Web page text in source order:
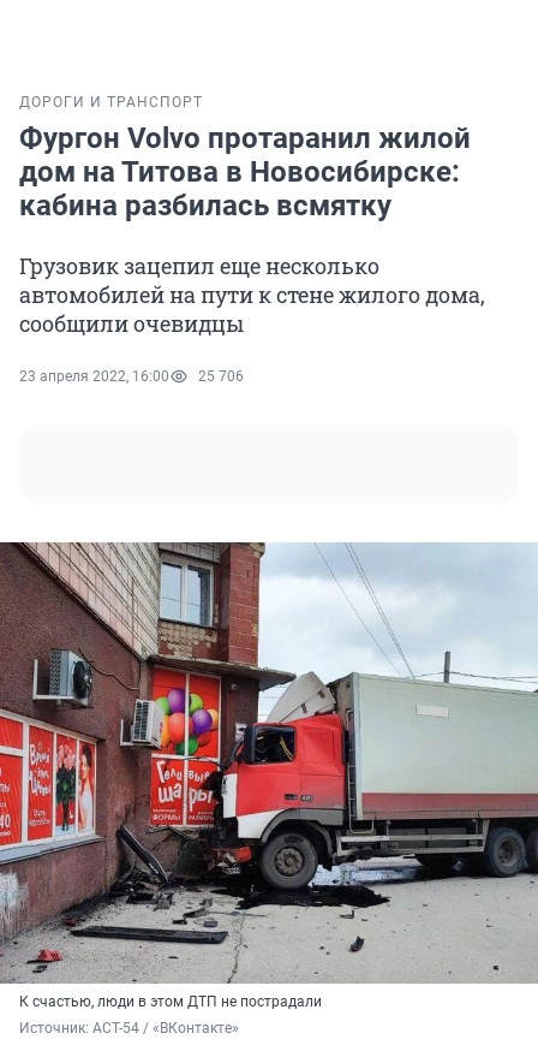
ДОРОГИ И ТРАНСПОРТ
Фургон Volvo протаранил жилой
дом на Титова в Новосибирске:
кабина разбилась всмятку
Грузовик зацепил еще несколько
автомобилей на пути к стене жилого дома,
сообщили очевидцы
23 апреля 2022, 16:00 25 706
К счастью, люди в этом ДТП не пострадали
Источник: АСТ-54 / «ВКонтакте»